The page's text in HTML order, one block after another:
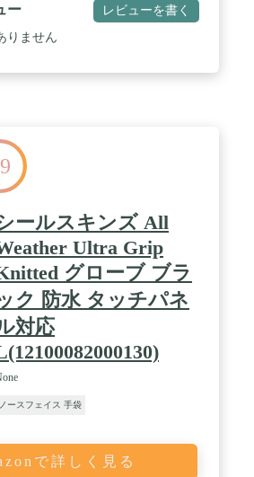
ー レビューを書く
りません
ールスキンズ All
Ultra Grip
グローブ ブラ
ク 防水 タッチパネ
対応
ノースフェイス 手袋
で詳しく見る